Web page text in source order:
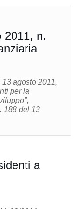
2011, n.
agosto 2011,
per la
188 del 13
a